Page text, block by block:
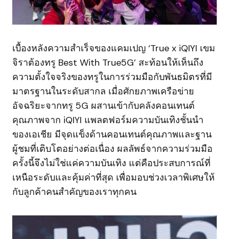
เบื้องหลังความสำเร็จของแคมเปญ ‘True x iQIYI เขม
จิราต้องทรู Best With True5G’ สะท้อนให้เห็นถึง
ความตั้งใจจริงของทรูในการร่วมมือกับพันธมิตรที่มี
มาตรฐานในระดับสากล เมื่อศักยภาพเครือข่าย
อัจฉริยะจากทรู 5G ผสานเข้ากับคลังคอนเทนต์
คุณภาพจาก iQIYI แพลตฟอร์มความบันเทิงชั้นนำ
ของเอเชีย มีจุดแข็งด้านคอนเทนต์คุณภาพและฐาน
ผู้ชมที่เติบโตอย่างต่อเนื่อง ผลลัพธ์จากความร่วมมือ
ครั้งนี้จึงไม่ใช่แค่ความบันเทิง แต่คือประสบการณ์ที่
เหนือระดับและคุ้มค่าที่สุด เพื่อมอบช่วงเวลาพิเศษให้
กับลูกค้าคนสำคัญของเราทุกคน